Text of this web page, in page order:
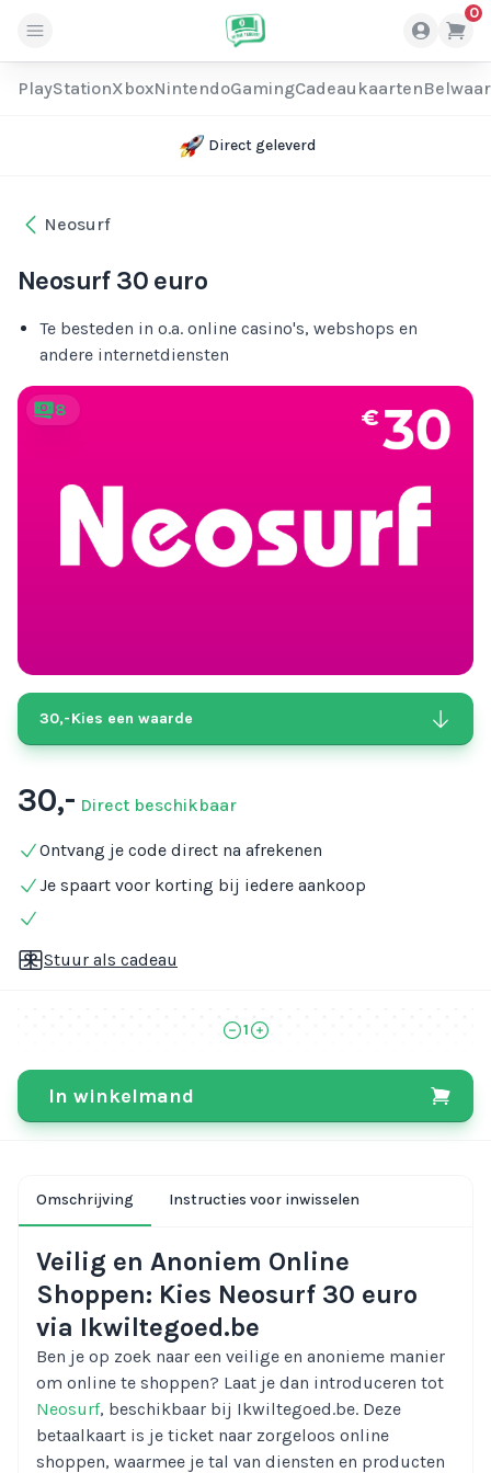
0
PlayStationXboxNintendoGamingCadeaukaarten
Direct geleverd
Neosurf
Neosurf 30 euro
Te besteden in o.a. online casino's, webshops en
andere internetdiensten
8
30,-Kies een waarde
30,- Direct beschikbaar
Ontvang je code direct na afrekenen
Je spaart voor korting bij iedere aankoop
Stuur als cadeau
1
In winkelmand
Omschrijving Instructies voor inwisselen
Veilig en Anoniem Online
Shoppen: Kies Neosurf 30 euro
via Ikwiltegoed.be
Ben je op zoek naar een veilige en anonieme manier
om online te shoppen? Laat je dan introduceren tot
Neosurf, beschikbaar bij Ikwiltegoed.be. Deze
betaalkaart is je ticket naar zorgeloos online
shoppen, waarmee je tal van diensten en producten